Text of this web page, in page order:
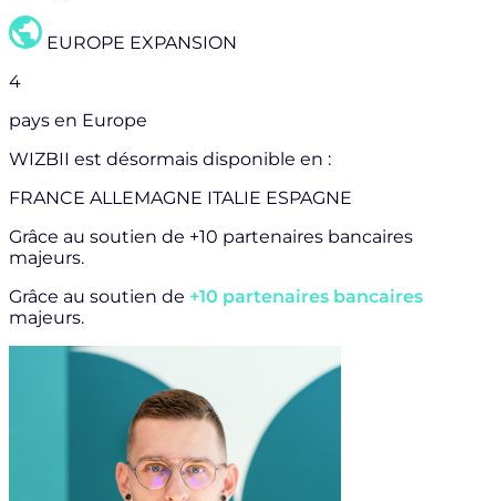
EUROPE EXPANSION
4
pays en Europe
WIZBII est désormais disponible en :
FRANCE ALLEMAGNE ITALIE ESPAGNE
Grâce au soutien de +10 partenaires bancaires
majeurs.
Grâce au soutien de +10 partenaires bancaires
majeurs.